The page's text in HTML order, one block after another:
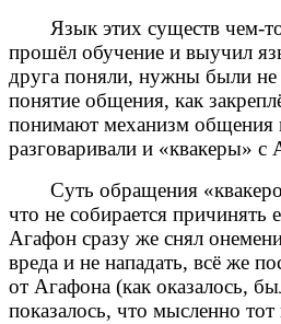
Язык этих существ чем-
прошёл обучение и выучил
друга поняли, нужны были не
понятие общения, как
понимают механизм общения
разговаривали и «квакеры»
Суть обращения
что не собирается причинять
Агафон сразу же снял
вреда и не нападать, всё же
от Агафона (как оказалось,
показалось, что мысленно